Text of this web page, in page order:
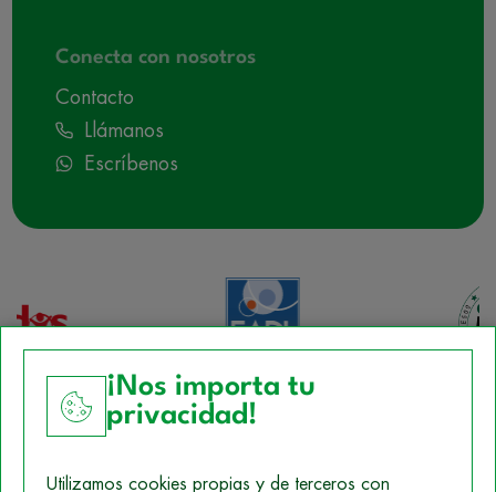
Conecta con nosotros
Contacto
Llámanos
Escríbenos
¡Nos importa tu
privacidad!
Utilizamos cookies propias y de terceros con